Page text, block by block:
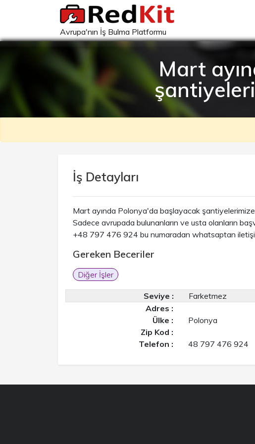
Avrupa'nın İş Bulma Platformu
Mart
İş Detayları
Mart ayında Polonya'da başlayacak şantiyelerimize
Sadece avrupada bulunanların ve usta olanların
+48 797 476 924 bu numaradan whatsaptan
Gereken Beceriler
Diğer İşler
Seviye :
Farketmez
Adres :
Ülke :
Polonya
Zip Kod :
Telefon :
48 797 476 924